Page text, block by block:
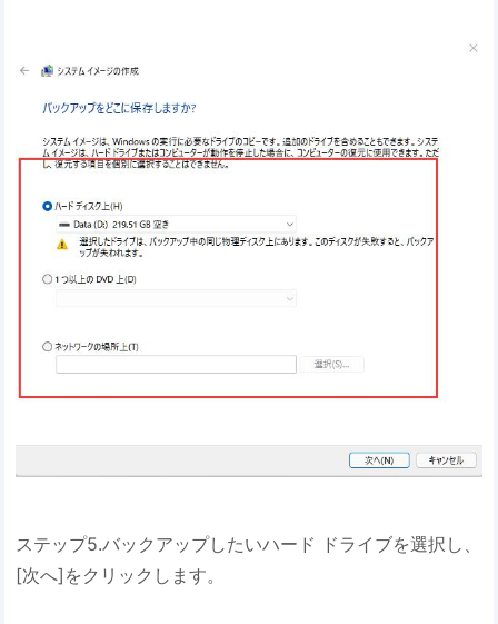
ステップ5.バックアップしたいハード ドライブを選択し、
[次へ]をクリックします。